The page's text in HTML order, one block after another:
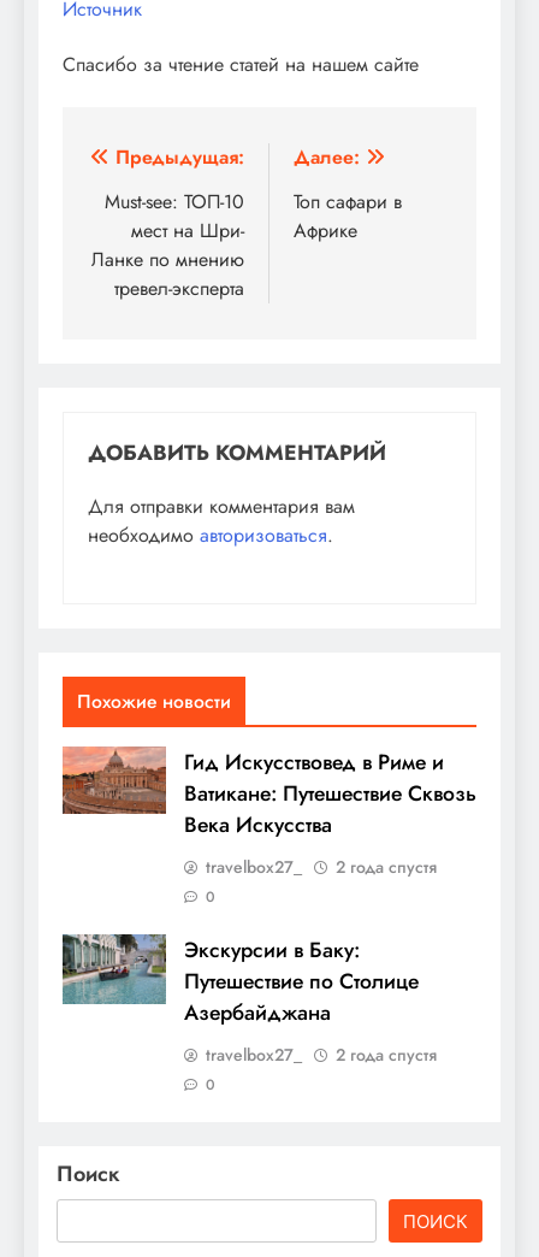
Источник
Спасибо за чтение статей на нашем сайте
Навигация
по
записям
Предыдущая:
Must-see: ТОП-10
мест на Шри-
Ланке по мнению
тревел-эксперта
Далее:
Топ сафари в
Африке
ДОБАВИТЬ КОММЕНТАРИЙ
Для отправки комментария вам
необходимо авторизоваться.
Похожие новости
Гид Искусствовед в Риме и
Ватикане: Путешествие Сквозь
Века Искусства
travelbox27_ 2 года спустя
0
Экскурсии в Баку:
Путешествие по Столице
Азербайджана
travelbox27_ 2 года спустя
0
Поиск
ПОИСК